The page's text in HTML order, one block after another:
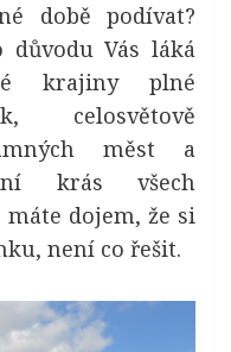
době podívat?
Vás láká
krajiny plné
celosvětově
měst a
krás všech
dojem, že si
není co řešit.